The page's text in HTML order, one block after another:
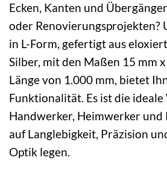
Ecken, Kanten und
oder Renovierungsprojekten?
in L-Form, gefertigt aus
Silber, mit den Maßen 15 mm
Länge von 1.000 mm, bietet
Funktionalität. Es ist die
Handwerker, Heimwerker und
auf Langlebigkeit, Präzision
Optik legen.